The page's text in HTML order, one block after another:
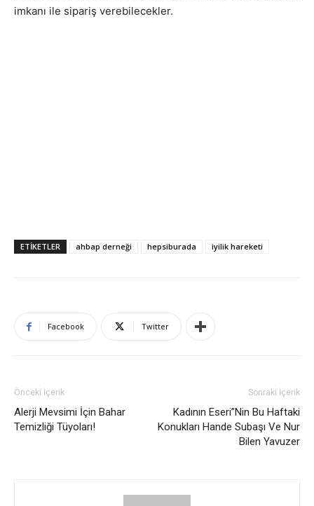
imkanı ile sipariş verebilecekler.
ETIKETLER ahbap derneği hepsiburada iyilik hareketi
Facebook Twitter
Önceki İçerik
Alerji Mevsimi İçin Bahar
Temizliği Tüyoları!
Sonraki İçerik
Kadının Eseri”Nin Bu Haftaki
Konukları Hande Subaşı Ve Nur
Bilen Yavuzer